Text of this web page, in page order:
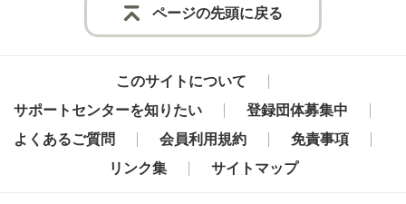
ページの先頭に戻る
このサイトについて
サポートセンターを知りたい
登録団体募集中
よくあるご質問
会員利用規約
免責事項
リンク集
サイトマップ